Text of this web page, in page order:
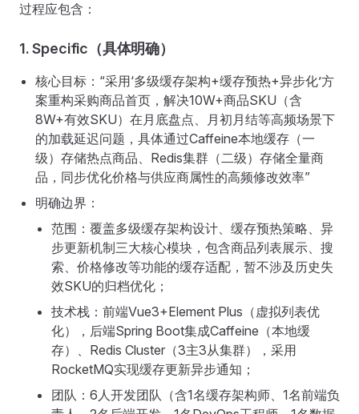
过程应包含：
1. Specific（具体明确）
核心目标：“采用‘多级缓存架构+缓存预热+异步化’方
案重构采购商品首页，解决10W+商品SKU（含
8W+有效SKU）在月底盘点、月初月结等高频场景下
的加载延迟问题，具体通过Caffeine本地缓存（一
级）存储热点商品、Redis集群（二级）存储全量商
品，同步优化价格与供应商属性的高频修改效率”
明确边界：
范围：覆盖多级缓存架构设计、缓存预热策略、异
步更新机制三大核心模块，包含商品列表展示、搜
索、价格修改等功能的缓存适配，暂不涉及历史失
效SKU的归档优化；
技术栈：前端Vue3+Element Plus（虚拟列表优
化），后端Spring Boot集成Caffeine（本地缓
存）、Redis Cluster（3主3从集群），采用
RocketMQ实现缓存更新异步通知；
团队：6人开发团队（含1名缓存架构师、1名前端负